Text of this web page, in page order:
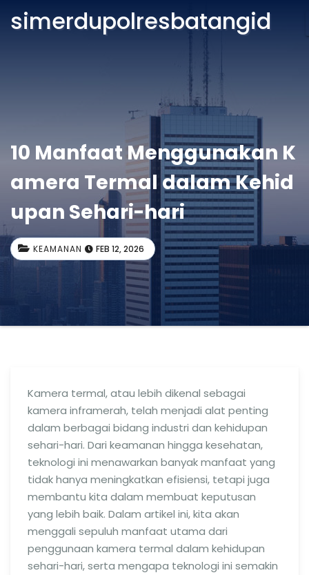
simerdupolresbatangid
10 Manfaat Menggunakan K
amera Termal dalam Kehid
upan Sehari-hari
KEAMANAN FEB 12, 2026
Kamera termal, atau lebih dikenal sebagai
kamera inframerah, telah menjadi alat penting
dalam berbagai bidang industri dan kehidupan
sehari-hari. Dari keamanan hingga kesehatan,
teknologi ini menawarkan banyak manfaat yang
tidak hanya meningkatkan efisiensi, tetapi juga
membantu kita dalam membuat keputusan
yang lebih baik. Dalam artikel ini, kita akan
menggali sepuluh manfaat utama dari
penggunaan kamera termal dalam kehidupan
sehari-hari, serta mengapa teknologi ini semakin